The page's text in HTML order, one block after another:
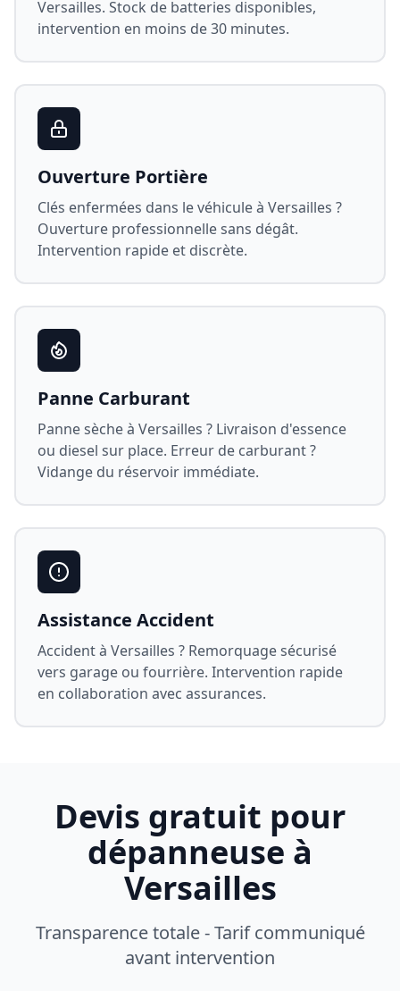
Versailles. Stock de batteries disponibles,
intervention en moins de 30 minutes.
Ouverture Portière
Clés enfermées dans le véhicule à Versailles ?
Ouverture professionnelle sans dégât.
Intervention rapide et discrète.
Panne Carburant
Panne sèche à Versailles ? Livraison d'essence
ou diesel sur place. Erreur de carburant ?
Vidange du réservoir immédiate.
Assistance Accident
Accident à Versailles ? Remorquage sécurisé
vers garage ou fourrière. Intervention rapide
en collaboration avec assurances.
Devis gratuit pour
dépanneuse à
Versailles
Transparence totale - Tarif communiqué
avant intervention